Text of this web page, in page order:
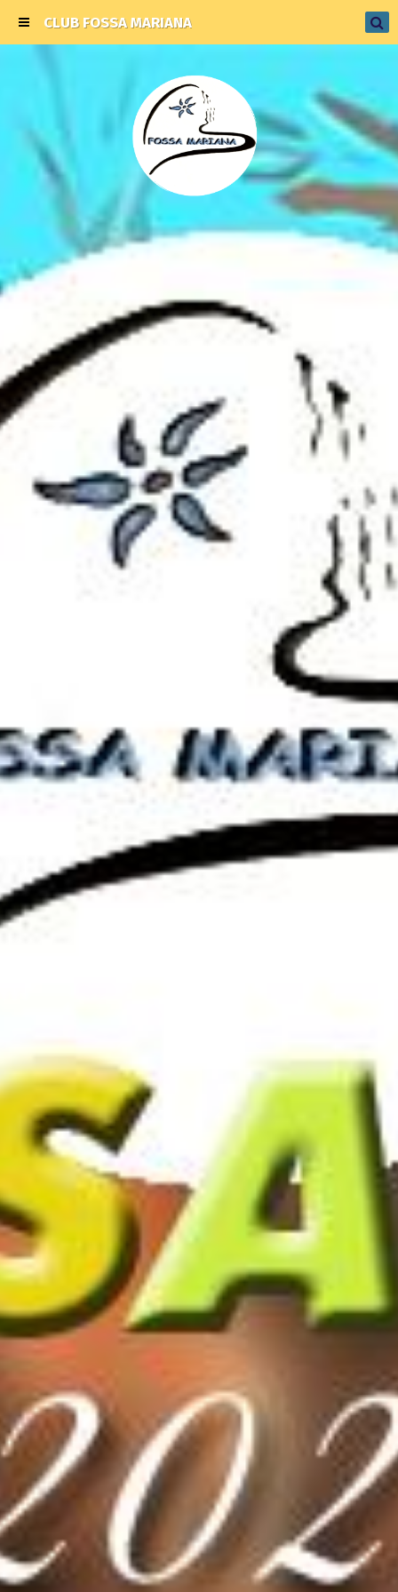
CLUB FOSSA MARIANA